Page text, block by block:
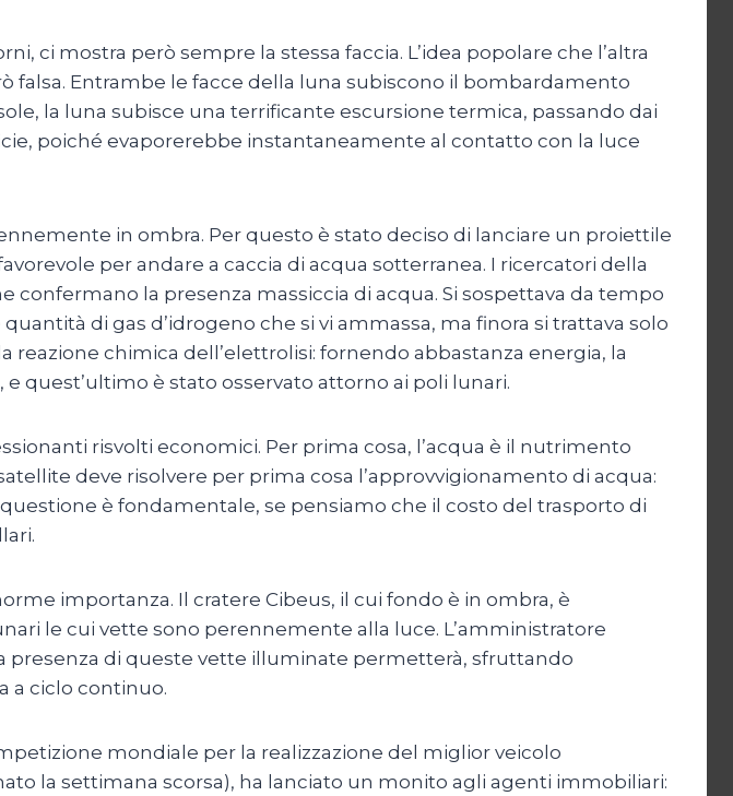
ci mostra però sempre la stessa faccia. L’idea popolare che l’altra
falsa. Entrambe le facce della luna subiscono il bombardamento
la luna subisce una terrificante escursione termica, passando dai
poiché evaporerebbe instantaneamente al contatto con la luce
in ombra. Per questo è stato deciso di lanciare un proiettile
per andare a caccia di acqua sotterranea. I ricercatori della
confermano la presenza massiccia di acqua. Si sospettava da tempo
di gas d’idrogeno che si vi ammassa, ma finora si trattava solo
reazione chimica dell’elettrolisi: fornendo abbastanza energia, la
quest’ultimo è stato osservato attorno ai poli lunari.
risvolti economici. Per prima cosa, l’acqua è il nutrimento
deve risolvere per prima cosa l’approvvigionamento di acqua:
è fondamentale, se pensiamo che il costo del trasporto di
importanza. Il cratere Cibeus, il cui fondo è in ombra, è
le cui vette sono perennemente alla luce. L’amministratore
presenza di queste vette illuminate permetterà, sfruttando
a ciclo continuo.
mondiale per la realizzazione del miglior veicolo
la settimana scorsa), ha lanciato un monito agli agenti immobiliari: